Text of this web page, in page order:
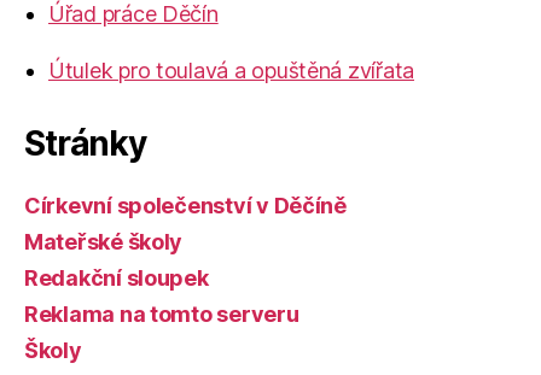
Úřad práce Děčín
Útulek pro toulavá a opuštěná zvířata
Stránky
Církevní společenství v Děčíně
Mateřské školy
Redakční sloupek
Reklama na tomto serveru
Školy